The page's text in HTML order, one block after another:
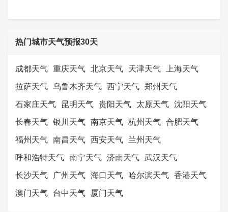
热门城市天气预报30天
成都天气 重庆天气 北京天气 天津天气 上海天气
拉萨天气 乌鲁木齐天气 西宁天气 郑州天气
石家庄天气 昆明天气 贵阳天气 太原天气 沈阳天气
长春天气 银川天气 南京天气 杭州天气 合肥天气
福州天气 南昌天气 西安天气 兰州天气
呼和浩特天气 南宁天气 济南天气 武汉天气
长沙天气 广州天气 海口天气 哈尔滨天气 香港天气
澳门天气 台中天气 厦门天气